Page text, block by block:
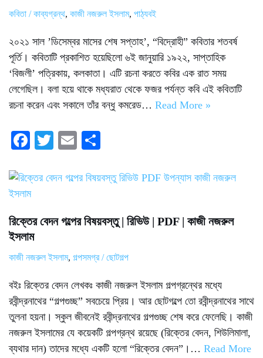
কবিতা / কাব্যগ্রন্থ, কাজী নজরুল ইসলাম, পাঠ্যবই
২০২১ সাল ’ডিসেম্বর মাসের শেষ সপ্তাহ’, “বিদ্রোহী” কবিতার শতবর্ষ
পূর্তি। কবিতাটি প্রকাশিত হয়েছিলো ৬ই জানুয়ারি ১৯২২, সাপ্তাহিক
‘বিজলী’ পত্রিকায়, কলকাতা। এটি রচনা করতে কবির এক রাত সময়
লেগেছিল। বলা হয়ে থাকে মধ্যরাত থেকে ফজর পর্যন্ত কবি এই কবিতাটি
রচনা করেন এবং সকালে তাঁর বন্ধু কমরেড… Read More »
Fa
bo
ok
T
tte
E
ail re
রিক্তের বেদন গল্পের বিষয়বস্তু | রিভিউ | PDF | কাজী নজরুল
ইসলাম
কাজী নজরুল ইসলাম, গল্পসমগ্র / ছোটগল্প
বইঃ রিক্তের বেদন লেখকঃ কাজী নজরুল ইসলাম গল্পগ্রন্থের মধ্যে
রবীন্দ্রনাথের “গল্পগুচ্ছ” সবচেয়ে প্রিয়। আর ছোটগল্পে তো রবীন্দ্রনাথের সাথে
তুলনা হয়না। স্কুল জীবনেই রবীন্দ্রনাথের গল্পগুচ্ছ শেষ করে ফেলেছি। কাজী
নজরুল ইসলামের যে কয়েকটি গল্পগ্রন্থ রয়েছে (রিক্তের বেদন, শিউলিমালা,
ব্যথার দান) তাদের মধ্যে একটি হলো “রিক্তের বেদন”।… Read More